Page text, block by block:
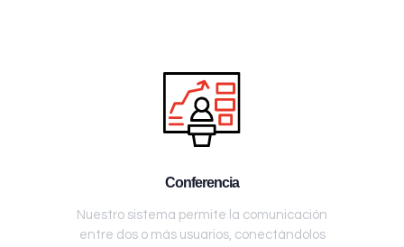
Conferencia
Nuestro sistema permite la comunicación
entre dos o más usuarios, conectándolos